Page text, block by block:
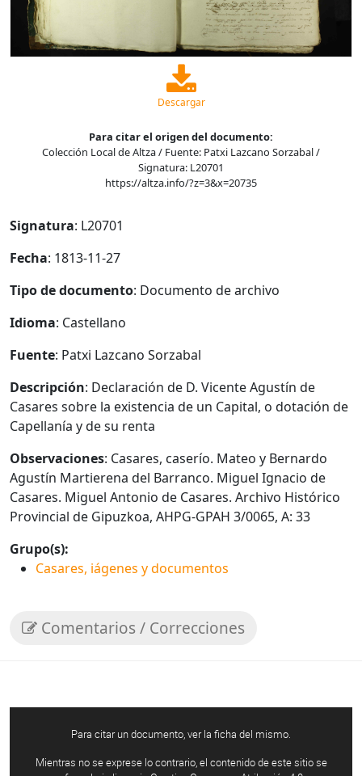
Descargar
Para citar el origen del documento:
Colección Local de Altza / Fuente: Patxi Lazcano Sorzabal /
Signatura: L20701
https://altza.info/?z=3&x=20735
Signatura: L20701
Fecha: 1813-11-27
Tipo de documento: Documento de archivo
Idioma: Castellano
Fuente: Patxi Lazcano Sorzabal
Descripción: Declaración de D. Vicente Agustín de
Casares sobre la existencia de un Capital, o dotación de
Capellanía y de su renta
Observaciones: Casares, caserío. Mateo y Bernardo
Agustín Martierena del Barranco. Miguel Ignacio de
Casares. Miguel Antonio de Casares. Archivo Histórico
Provincial de Gipuzkoa, AHPG-GPAH 3/0065, A: 33
Grupo(s):
Casares, iágenes y documentos
Comentarios / Correcciones
Para citar un documento, ver la ficha del mismo.
Mientras no se exprese lo contrario, el contenido de este sitio se